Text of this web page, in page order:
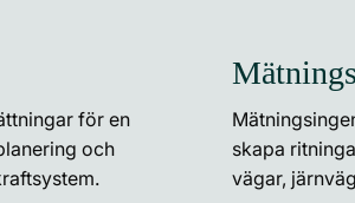
för en
och
skapa
vägar,